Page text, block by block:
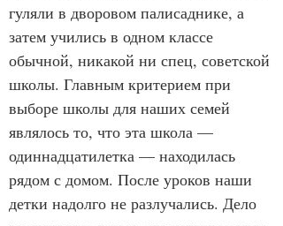
гуляли в дворовом палисаднике, а
затем учились в одном классе
обычной, никакой ни спец, советской
школы. Главным критерием при
выборе школы для наших семей
являлось то, что эта школа —
одиннадцатилетка — находилась
рядом с домом. После уроков наши
детки надолго не разлучались. Дело